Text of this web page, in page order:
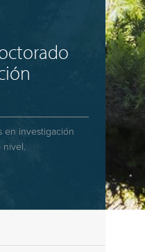
en investigación
nivel.